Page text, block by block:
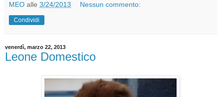
MEO alle 3/24/2013 Nessun commento:
Condividi
venerdì, marzo 22, 2013
Leone Domestico